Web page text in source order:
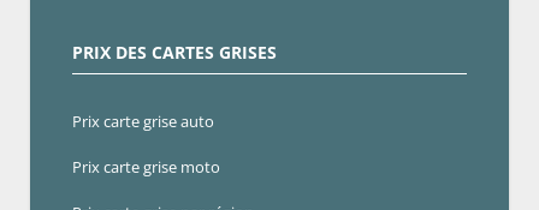
PRIX DES CARTES GRISES
Prix carte grise auto
Prix carte grise moto